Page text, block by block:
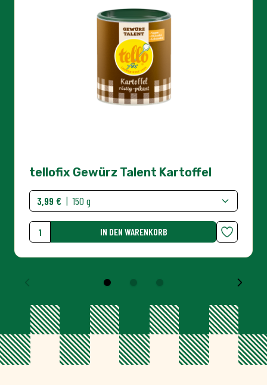
tellofix Gewürz Talent Kartoffel
3,99 € | 150 g
Menge
IN DEN WARENKORB